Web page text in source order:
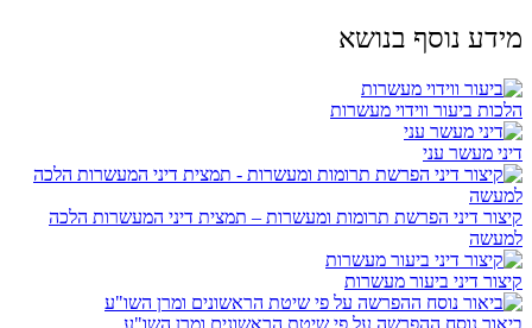
מידע נוסף בנושא
הלכות ביעור ווידוי מעשרות
דיני מעשר עני
קיצור דיני הפרשת תרומות ומעשרות – תמצית דיני המעשרות הלכה
למעשה
קיצור דיני ביעור מעשרות